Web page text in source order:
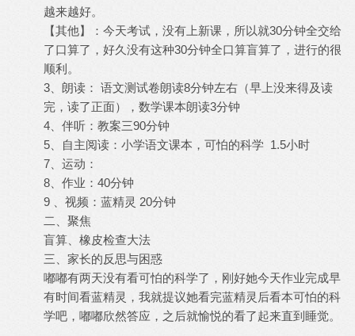
越来越好。
【其他】：今天考试，没有上新课，所以就30分钟全交给
了口算了，好久没有这种30分钟全口算盲算了，进行的很
顺利。
3、朗读： 语文测试卷朗读8分钟左右（早上没来得及读
完，读了正面），数学课本朗读3分钟
4、伴听：教案三90分钟
5、自主阅读：小学语文课本，可怕的科学 1.5小时
7、运动：
8、作业：40分钟
9 、视频：蓝精灵 20分钟
二、聚焦
盲算、橡皮检查大法
三、家长的反思与困惑
嘟嘟有两天没有看可怕的科学了，刚好她今天作业完成早
有时间看蓝精灵，我就提议她看完蓝精灵后看本可怕的科
学吧，嘟嘟欣然答应，之后就愉悦的看了起来直到睡觉。